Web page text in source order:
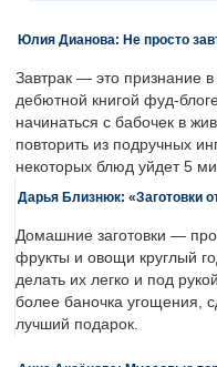
Юлия Дианова: Не просто
Завтрак — это признание
дебютной книгой фуд-
начинаться с бабочек в
повторить из подручных
некоторых блюд уйдет 5
Дарья Близнюк: «Заготовки
Домашние заготовки —
фрукты и овощи круглый
делать их легко и под
более баночка угощения,
лучший подарок.